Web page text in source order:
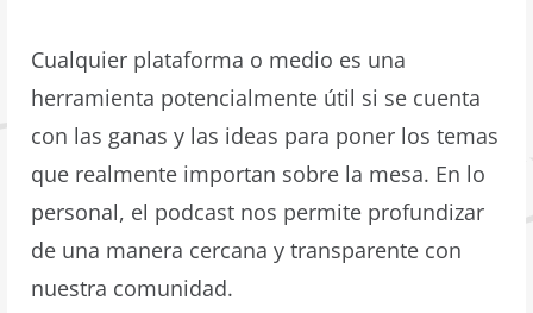
Cualquier plataforma o medio es una
herramienta potencialmente útil si se cuenta
con las ganas y las ideas para poner los temas
que realmente importan sobre la mesa. En lo
personal, el podcast nos permite profundizar
de una manera cercana y transparente con
nuestra comunidad.